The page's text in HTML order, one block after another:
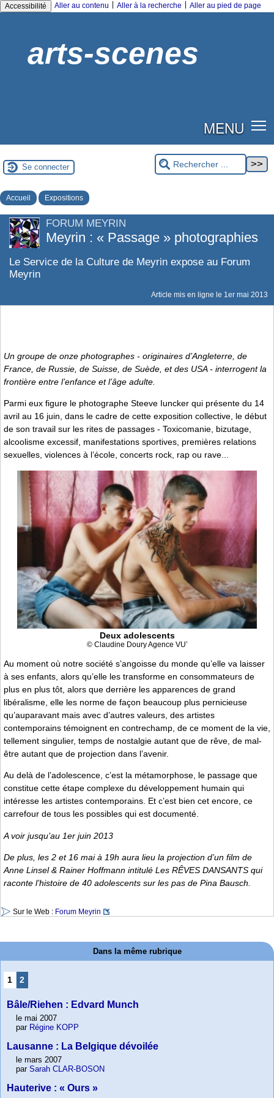
Accessibilité Aller au contenu Aller à la recherche Aller au pied de page
arts-scenes
MENU
Se connecter
Accueil Expositions
FORUM MEYRIN
Meyrin : « Passage » photographies
Le Service de la Culture de Meyrin expose au Forum
Meyrin
Article mis en ligne le 1er mai 2013
Un groupe de onze photographes - originaires d’Angleterre, de
France, de Russie, de Suisse, de Suède, et des USA - interrogent la
frontière entre l’enfance et l’âge adulte.
Parmi eux figure le photographe Steeve Iuncker qui présente du 14
avril au 16 juin, dans le cadre de cette exposition collective, le début
de son travail sur les rites de passages - Toxicomanie, bizutage,
alcoolisme excessif, manifestations sportives, premières relations
sexuelles, violences à l’école, concerts rock, rap ou rave...
Deux adolescents
© Claudine Doury Agence VU’
Au moment où notre société s’angoisse du monde qu’elle va laisser
à ses enfants, alors qu’elle les transforme en consommateurs de
plus en plus tôt, alors que derrière les apparences de grand
libéralisme, elle les norme de façon beaucoup plus pernicieuse
qu’auparavant mais avec d’autres valeurs, des artistes
contemporains témoignent en contrechamp, de ce moment de la vie,
tellement singulier, temps de nostalgie autant que de rêve, de mal-
être autant que de projection dans l’avenir.
Au delà de l’adolescence, c’est la métamorphose, le passage que
constitue cette étape complexe du développement humain qui
intéresse les artistes contemporains. Et c’est bien cet encore, ce
carrefour de tous les possibles qui est documenté.
A voir jusqu’au 1er juin 2013
De plus, les 2 et 16 mai à 19h aura lieu la projection d’un film de
Anne Linsel & Rainer Hoffmann intitulé Les RÊVES DANSANTS qui
raconte l’histoire de 40 adolescents sur les pas de Pina Bausch.
Sur le Web : Forum Meyrin
Dans la même rubrique
1 2
Bâle/Riehen : Edvard Munch
le mai 2007
par Régine KOPP
Lausanne : La Belgique dévoilée
le mars 2007
par Sarah CLAR-BOSON
Hauterive : « Ours »